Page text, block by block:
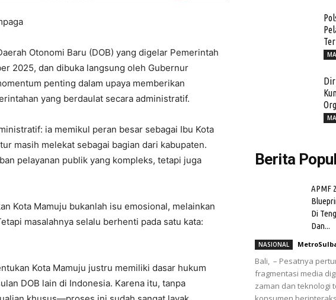
Otonomi Baru (DOB) yang digelar Pemerintah
2025, dan dibuka langsung oleh Gubernur
penting dalam upaya memberikan
yang berdaulat secara administratif.
ia memikul peran besar sebagai Ibu Kota
masih melekat sebagai bagian dari kabupaten.
pelayanan publik yang kompleks, tetapi juga
Kota Mamuju bukanlah isu emosional, melainkan
masalahnya selalu berhenti pada satu kata:
Kota Mamuju justru memiliki dasar hukum
DOB lain di Indonesia. Karena itu, tanpa
Berita
APMF
Di
Dan...
NASIONAL
Bali, – Pesatnya
fragmentasi media
zaman dan teknologi